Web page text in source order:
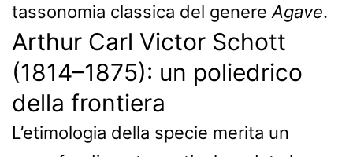
tassonomia classica del genere Agave.
Arthur Carl Victor Schott
(1814–1875): un poliedrico
della frontiera
L’etimologia della specie merita un